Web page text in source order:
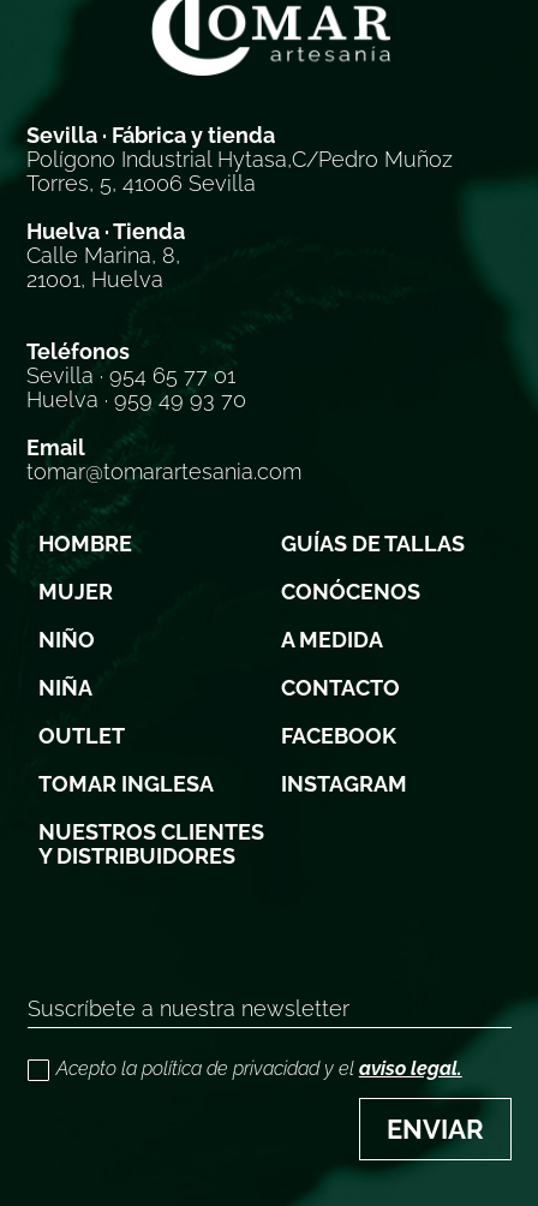
Sevilla · Fábrica y tienda
Polígono Industrial Hytasa,C/Pedro Muñoz
Torres, 5, 41006 Sevilla
Huelva · Tienda
Calle Marina, 8,
21001, Huelva
Teléfonos
Sevilla · 954 65 77 01
Huelva · 959 49 93 70
Email
tomar@tomarartesania.com
HOMBRE
MUJER
NIÑO
NIÑA
OUTLET
TOMAR INGLESA
NUESTROS CLIENTES
Y DISTRIBUIDORES
GUÍAS DE TALLAS
CONÓCENOS
A MEDIDA
CONTACTO
FACEBOOK
INSTAGRAM
Acepto la política de privacidad y el aviso legal.
ENVIAR